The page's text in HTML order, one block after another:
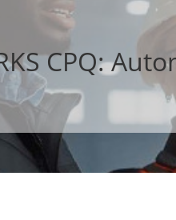
CPQ: